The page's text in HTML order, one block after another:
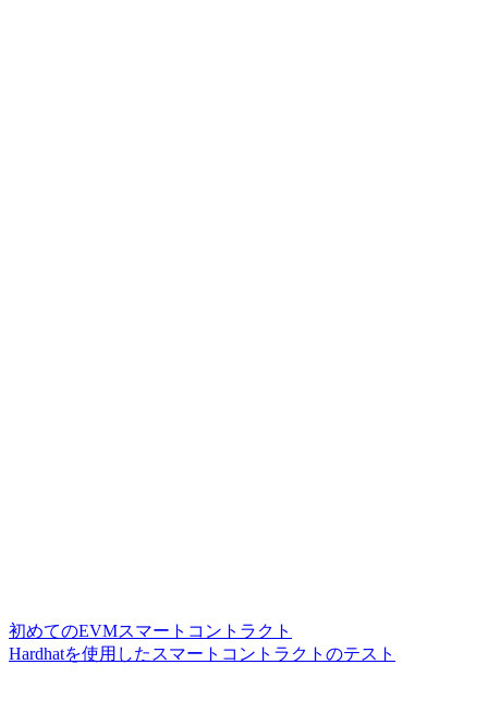
初めてのEVMスマートコントラクト
Hardhatを使用したスマートコントラクトのテスト